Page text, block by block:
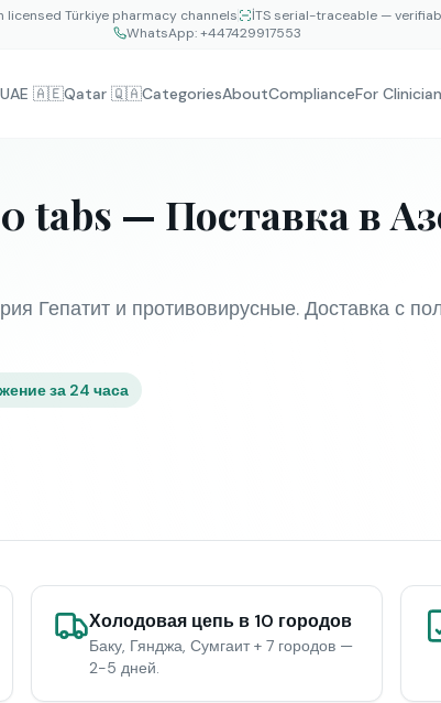
licensed Türkiye pharmacy channels İTS serial-traceable —
WhatsApp:+447429917553
UAE 🇦🇪Qatar 🇶🇦CategoriesAboutComplianceFor
tabs — Поставка в
Гепатит и противовирусные. Доставка с
за 24 часа
Холодовая цепь в 10 городов
Баку, Гянджа, Сумгаит + 7 городов —
2-5 дней.